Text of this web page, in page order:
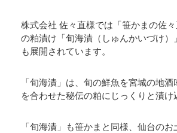
株式会社 佐々直様では「笹かまの佐
の粕漬け「旬海漬（しゅんかいづけ）
も展開されています。
「旬海漬」は、旬の鮮魚を宮城の地
を合わせた秘伝の粕にじっくりと漬け
「旬海漬」も笹かまと同様、仙台の